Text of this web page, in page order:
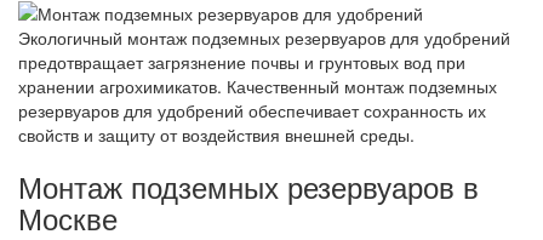
Экологичный монтаж подземных резервуаров для удобрений
предотвращает загрязнение почвы и грунтовых вод при
хранении агрохимикатов. Качественный монтаж подземных
резервуаров для удобрений обеспечивает сохранность их
свойств и защиту от воздействия внешней среды.
Монтаж подземных резервуаров в
Москве